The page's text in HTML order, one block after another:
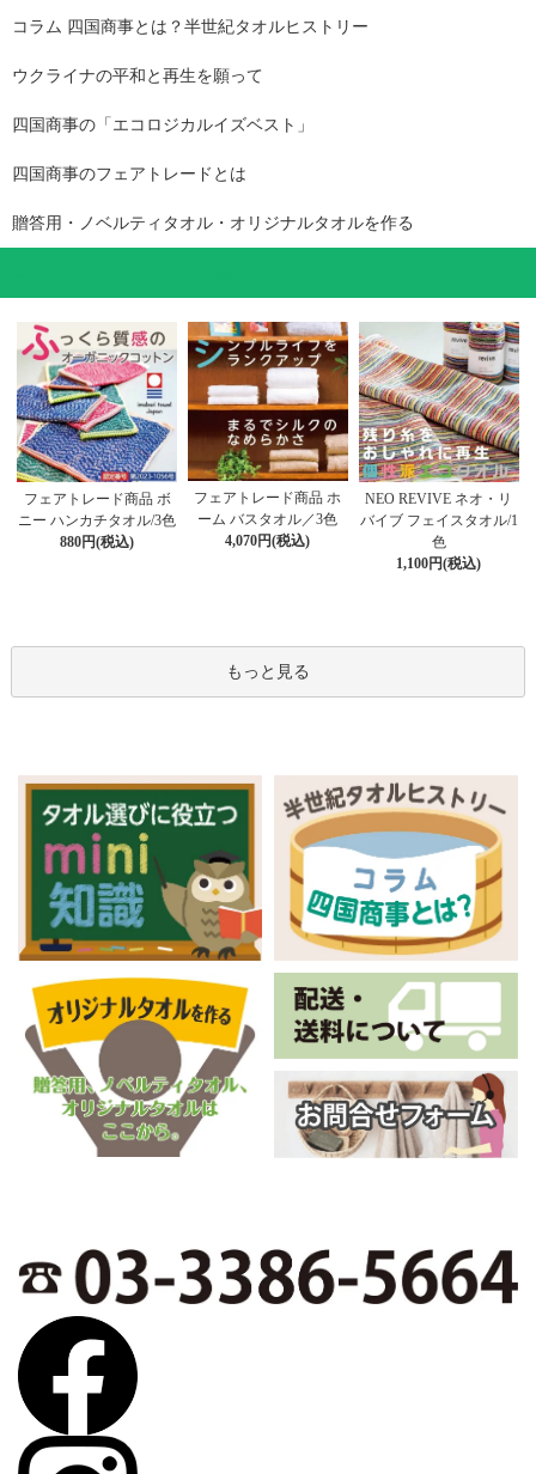
コラム 四国商事とは？半世紀タオルヒストリー
ウクライナの平和と再生を願って
四国商事の「エコロジカルイズベスト」
四国商事のフェアトレードとは
贈答用・ノベルティタオル・オリジナルタオルを作る
フェアトレード商品 ボ
ニー ハンカチタオル/3色
880円(税込)
フェアトレード商品 ホ
ーム バスタオル／3色
4,070円(税込)
NEO REVIVE ネオ・リ
バイブ フェイスタオル/1
色
1,100円(税込)
もっと見る